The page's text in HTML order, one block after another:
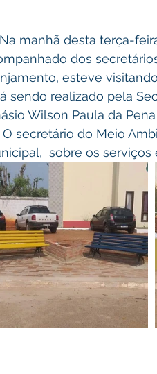
dos
esteve
sendo realizado pela
Wilson Paula da
sobre os